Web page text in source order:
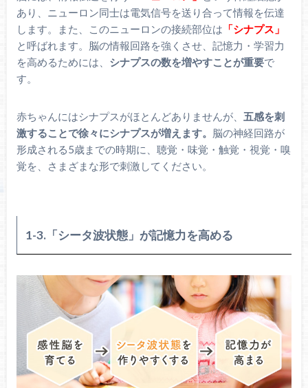
あり、ニューロン同士は電気信号を送り合って情報を伝達
します。また、このニューロンの接続部位は 「シナプス」
と呼ばれます。脳の情報回路を強くさせ、記憶力・学習力
を高めるためには、 シナプスの数を増やすことが重要で
す。
赤ちゃんにはシナプスがほとんどありませんが、 五感を刺
激することで徐々にシナプスが増えます。 脳の神経回路が
形成される5歳までの時期に、聴覚・味覚・触覚・視覚・嗅
覚を、さまざまな形で刺激してください。
1-3.「シータ波状態」が記憶力を高める